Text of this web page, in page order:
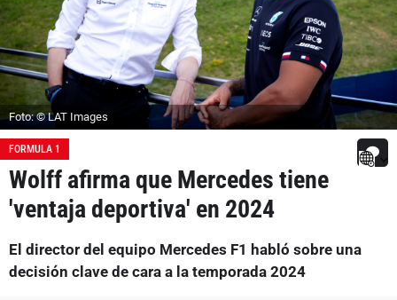
Foto: © LAT Images
FORMULA 1
Wolff afirma que Mercedes tiene
'ventaja deportiva' en 2024
El director del equipo Mercedes F1 habló sobre una
decisión clave de cara a la temporada 2024